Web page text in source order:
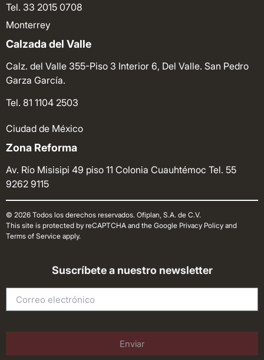
Tel. 33 2015 0708
Monterrey
Calzada del Valle
Calz. del Valle 355-Piso 3 Interior 6, Del Valle. San Pedro
Garza García.
Tel. 81 1104 2503
Ciudad de México
Zona Reforma
Av. Río Misisipi 49 piso 11 Colonia Cuauhtémoc Tel. 55
9262 9115
© 2026 Todos los derechos reservados. Ofiplan, S.A. de C.V.
This site is protected by reCAPTCHA and the Google Privacy Policy and
Terms of Service apply.
Suscríbete a nuestro newsletter
Enviar